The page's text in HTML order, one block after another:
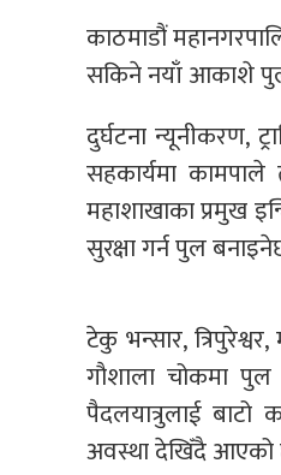
काठमाडौं
सकिने नयाँ आकाशे पुल
दुर्घटना न्यूनीकरण,
सहकार्यमा
महाशाखाका प्रमुख
सुरक्षा गर्न पुल
टेकु भन्सार,
गौशाला चोकमा पुल
पैदलयात्रुलाई
अवस्था देखिँदै आएको